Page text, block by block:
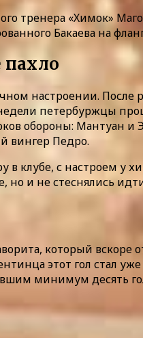
тренера «Химок»
Бакаева на
пахло
настроении.
петербуржцы
обороны: Мантуан
вингер Педро.
в клубе, с настроем у
но и не стеснялись
который вскоре
этот гол стал
минимум десять